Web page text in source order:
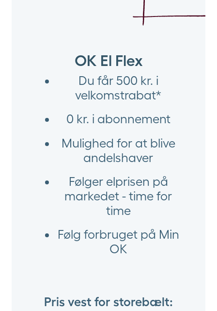
OK El Flex
Du får 500 kr. i
velkomstrabat*
0 kr. i abonnement
Mulighed for at blive
andelshaver
Følger elprisen på
markedet - time for
time
Følg forbruget på Min
OK
Pris vest for storebælt: